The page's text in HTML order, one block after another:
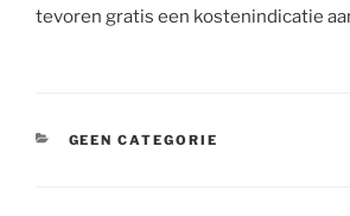
tevoren gratis een kostenindicatie
CATEGORIEËN
GEEN CATEGORIE